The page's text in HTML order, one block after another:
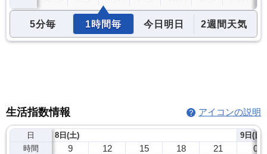
5分毎 1時間毎 今日明日 2週間天気
生活指数情報 アイコンの説明
日
時間
8日(土)
9 12 15 18 21
9日(日)
0